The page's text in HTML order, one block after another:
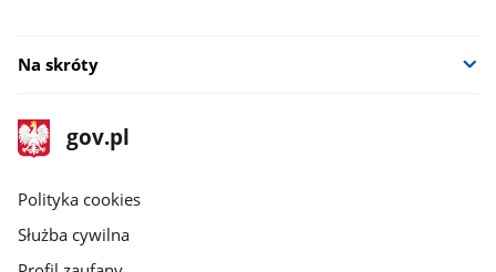
Na skróty
stopka
gov.pl
Strona
gov.pl
gov.pl
Polityka cookies
Służba cywilna